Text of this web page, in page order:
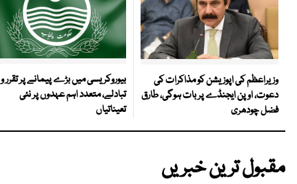
وزیراعظم کی اپوزیشن کو مذاکرات کی
دعوت، اوپن ایجنڈے پر بات ہوگی، طارق
فضل چودھری
بیوروکریسی میں بڑے پیمانے پر تقرر و
تبادلے، متعدد اہم عہدوں پر نئی
تعیناتیاں
مقبول ترین خبریں